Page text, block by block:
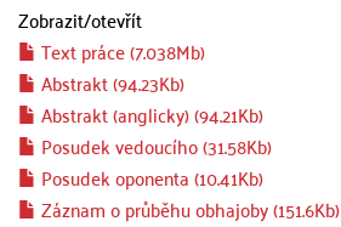
Zobrazit/otevřít
Text práce (7.038Mb)
Abstrakt (94.23Kb)
Abstrakt (anglicky) (94.21Kb)
Posudek vedoucího (31.58Kb)
Posudek oponenta (10.41Kb)
Záznam o průběhu obhajoby (151.6Kb)